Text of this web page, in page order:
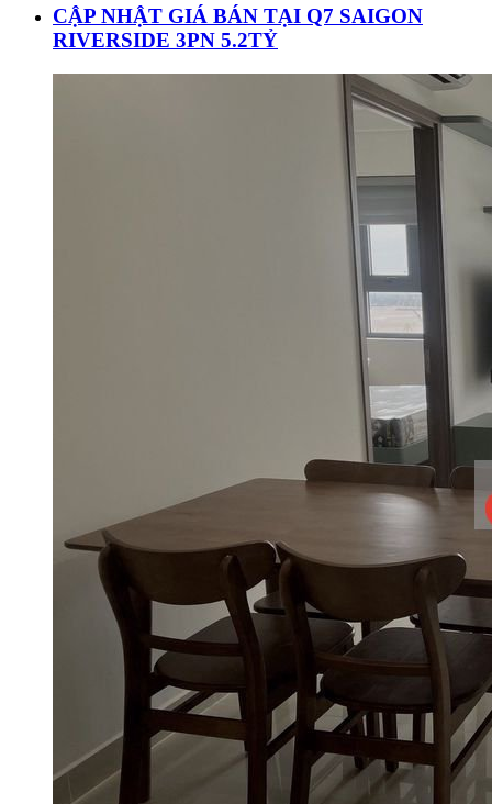
CẬP NHẬT GIÁ BÁN TẠI Q7 SAIGON
RIVERSIDE 3PN 5.2TỶ